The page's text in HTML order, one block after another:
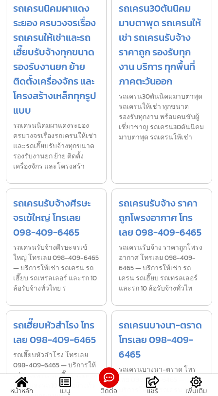
รถเครนนิคมผาแดง
ระยอง ครบวงจรเรื่อง
รถเครนให้เช่าและรถ
เฮี๊ยบรับจ้างทุกขนาด
รองรับงานยก ย้าย
ติดตั้งเครื่องจักร และ
โครงสร้างเหล็กทุกรูป
แบบ
รถเครนนิคมผาแดงระยอง
ครบวงจรเรื่องรถเครนให้เช่า
และรถเฮี๊ยบรับจ้างทุกขนาด
รองรับงานยก ย้าย ติดตั้ง
เครื่องจักร และโครงสร้า
รถเครน30ตันนิคม
มาบตาพุด รถเครนให้
เช่า รถเครนรับจ้าง
ราคาถูก รองรับทุก
งาน บริการ ทุกพื้นที่
ภาคตะวันออก
รถเครน30ตันนิคมมาบตาพุด
รถเครนให้เช่า ทุกขนาด
รองรับทุกงาน พร้อมคนขับผู้
เชี่ยวชาญ รถเครน30ตันนิคม
มาบตาพุด รถเครนให้เช่า
รถเครนรับจ้างศีรษะ
จรเข้ใหญ่ โทรเลย
098-409-6465
รถเครนรับจ้างศีรษะจรเข้
ใหญ่ โทรเลย 098-409-6465
— บริการให้เช่า รถเครน รถ
เฮี๊ยบ รถเทรลเลอร์ และรถ 10
ล้อรับจ้างทั่วไทย ร
รถเครนรับจ้าง ราคา
ถูกโพรงอากาศ โทร
เลย 098-409-6465
รถเครนรับจ้าง ราคาถูกโพรง
อากาศ โทรเลย 098-409-
6465 — บริการให้เช่า รถ
เครน รถเฮี๊ยบ รถเทรลเลอร์
และรถ 10 ล้อรับจ้างทั่วไท
รถเฮี๊ยบหัวสำโรง โทร
เลย 098-409-6465
รถเฮี๊ยบหัวสำโรง โทรเลย
098-409-6465 — บริการให้
เช่า รถเครน รถเฮี๊ยบ รถเทรล
เลอร์ และรถ 10 ล้อรับจ้างทั่ว
รถเครนบางนา-ตราด
โทรเลย 098-409-
6465
รถเครนบางนา-ตราด โทร
เลย 098-409-6465 —
บริการให้เช่า รถเครน รถ
หน้าหลัก เมนู ติดต่อ แชร์ เพิ่มเติม